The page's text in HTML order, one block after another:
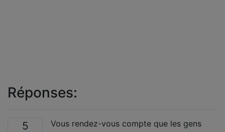
Réponses:
5
Vous rendez-vous compte que les gens